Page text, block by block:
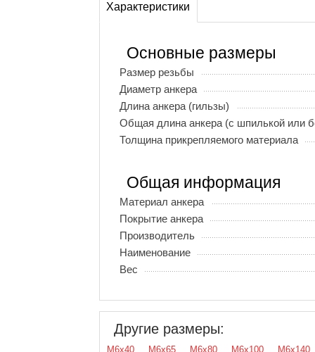
Характеристики
Основные размеры
Размер резьбы
Диаметр анкера
Длина анкера (гильзы)
Общая длина анкера (с шпилькой или
Толщина прикрепляемого материала
Общая информация
Материал анкера
Покрытие анкера
Производитель
Наименование
Вес
Другие размеры:
М6x40 М6x65 М6x80 М6x100
М6x140